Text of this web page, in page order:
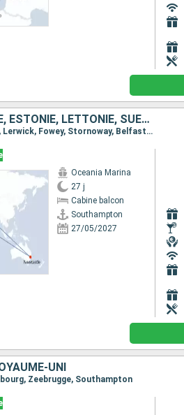
AUSTRALIE, IRLANDE, ROYAUME-UNI, FINLANDE, ESTONIE, LETTONIE, SUÈDE, ALLEMAGNE, DANEMARK
Itinéraire : Southampton, Newcastle, Queensferry, Aberdeen, Lerwick, Fowey, Stornoway, Belfast, Liverpool, Cork, Falmouth, Southampton, Skagen, Copenhague, Stockholm, Helsinki, Tallinn, Riga, Visby, Warnemunde, Aarhus, Southampton
Oceania Marina
27 j
Cabine balcon
Southampton
27/05/2027
UNI
Zeebrugge, Southampton